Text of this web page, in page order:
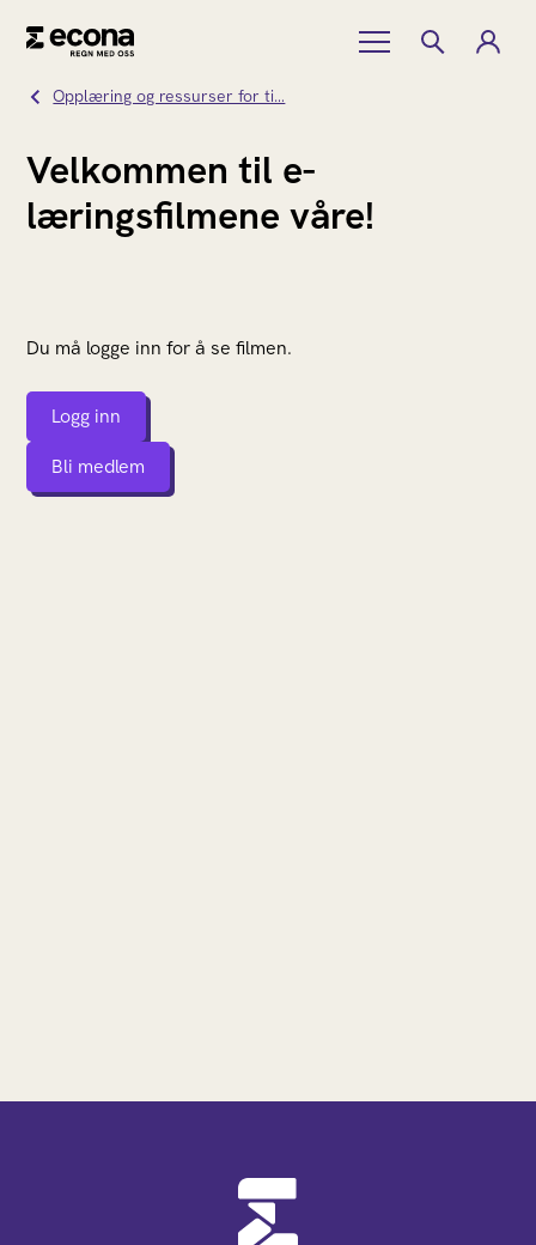
Opplæring og ressurser for ti…
Velkommen til e-
læringsfilmene våre!
Du må logge inn for å se filmen.
Logg inn
Bli medlem